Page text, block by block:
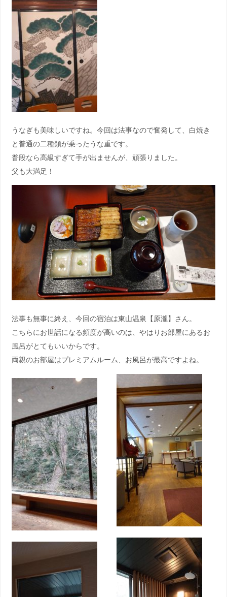
うなぎも美味しいですね。今回は法事なので奮発して、白焼き
と普通の二種類が乗ったうな重です。
普段なら高級すぎて手が出ませんが、頑張りました。
父も大満足！
法事も無事に終え、今回の宿泊は東山温泉【原瀧】さん。
こちらにお世話になる頻度が高いのは、やはりお部屋にあるお
風呂がとてもいいからです。
両親のお部屋はプレミアムルーム、お風呂が最高ですよね。